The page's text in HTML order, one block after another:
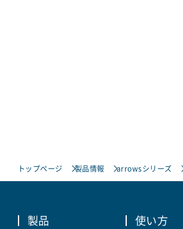
トップページ 製品情報 arrowsシリーズ
製品 使い方